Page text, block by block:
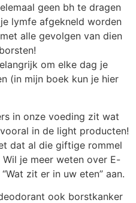
geen bh te dragen
lymfe afgekneld worden
alle gevolgen van dien
om elke dag je
(in mijn boek kun je hier
in onze voeding zit wat
in de light producten!
dat al die giftige rommel
je meer weten over E-
zit er in uw eten” aan.
ook borstkanker